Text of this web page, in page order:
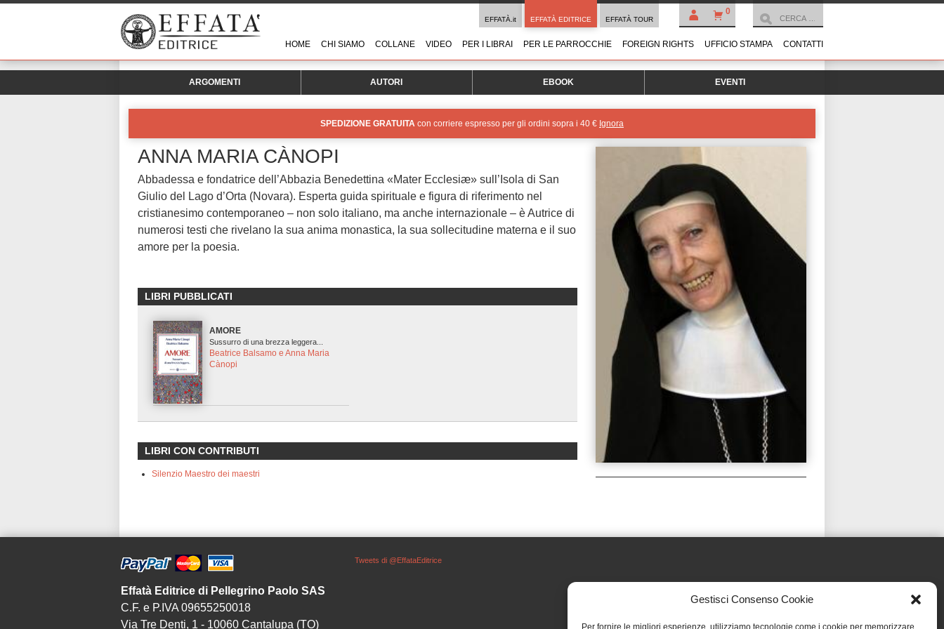
Gestisci Consenso Cookie
Per fornire le migliori esperienze, utilizziamo tecnologie come i cookie per memorizzare
0
EFFATÀ.it EFFATÀ EDITRICE EFFATÀ TOUR
HOME CHI SIAMO COLLANE VIDEO PER I LIBRAI PER LE PARROCCHIE FOREIGN RIGHTS UFFICIO STAMPA CONTATTI
ARGOMENTI AUTORI EBOOK EVENTI
SPEDIZIONE GRATUITA con corriere espresso per gli ordini sopra i 40 € Ignora
ANNA MARIA CÀNOPI
Abbadessa e fondatrice dell’Abbazia Benedettina «Mater Ecclesiæ» sull’Isola di San
Giulio del Lago d’Orta (Novara). Esperta guida spirituale e figura di riferimento nel
cristianesimo contemporaneo – non solo italiano, ma anche internazionale – è Autrice di
numerosi testi che rivelano la sua anima monastica, la sua sollecitudine materna e il suo
amore per la poesia.
LIBRI PUBBLICATI
AMORE
Sussurro di una brezza leggera...
Beatrice Balsamo e Anna Maria
Cànopi
LIBRI CON CONTRIBUTI
Silenzio Maestro dei maestri
Effatà Editrice di Pellegrino Paolo SAS
C.F. e P.IVA 09655250018
Via Tre Denti, 1 - 10060 Cantalupa (TO)
Tweets di @EffataEditrice